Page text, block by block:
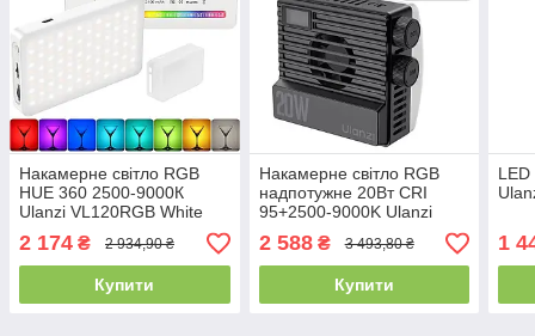
Накамерне світло RGB
HUE 360 2500-9000К
Ulanzi VL120RGB White
2 174 ₴ 2 934,90 ₴
Купити
Накамерне світло RGB
надпотужне 20Вт CRI
95+2500-9000K Ulanzi
LE20
2 588₴ 3 493,80 ₴
Купити
LED
1